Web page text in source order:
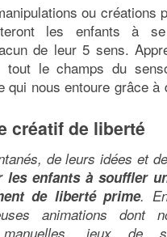
ou créations
les enfants à
de leur 5 sens.
tout le champs du
qui nous entoure grâce
créatif de liberté
de leurs idées et
les enfants à souffler
de liberté prime.
animations dont
manuelles, jeux de